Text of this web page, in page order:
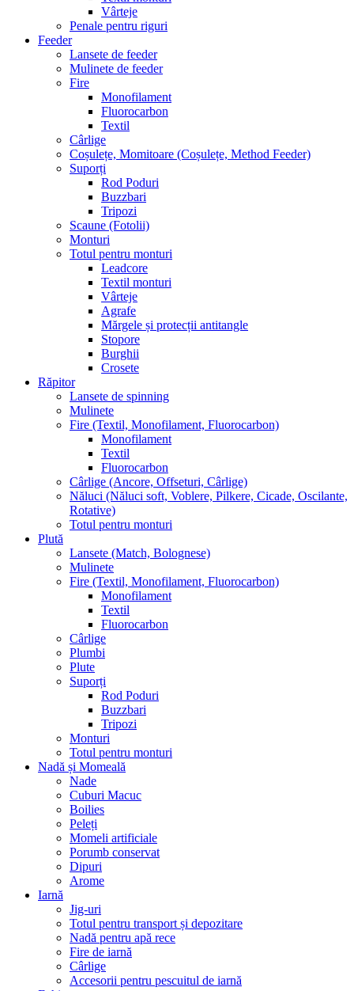
Vârteje
Penale pentru riguri
Feeder
Lansete de feeder
Mulinete de feeder
Fire
Monofilament
Fluorocarbon
Textil
Cârlige
Coșulețe, Momitoare (Coșulețe, Method Feeder)
Suporți
Rod Poduri
Buzzbari
Tripozi
Scaune (Fotolii)
Monturi
Totul pentru monturi
Leadcore
Textil monturi
Vârteje
Agrafe
Mărgele și protecții antitangle
Stopore
Burghii
Crosete
Răpitor
Lansete de spinning
Mulinete
Fire (Textil, Monofilament, Fluorocarbon)
Monofilament
Textil
Fluorocarbon
Cârlige (Ancore, Offseturi, Cârlige)
Năluci (Năluci soft, Voblere, Pilkere, Cicade, Oscilante,
Rotative)
Totul pentru monturi
Plută
Lansete (Match, Bolognese)
Mulinete
Fire (Textil, Monofilament, Fluorocarbon)
Monofilament
Textil
Fluorocarbon
Cârlige
Plumbi
Plute
Suporți
Rod Poduri
Buzzbari
Tripozi
Monturi
Totul pentru monturi
Nadă și Momeală
Nade
Cuburi Macuc
Boilies
Peleți
Momeli artificiale
Porumb conservat
Dipuri
Arome
Iarnă
Jig-uri
Totul pentru transport și depozitare
Nadă pentru apă rece
Fire de iarnă
Cârlige
Accesorii pentru pescuitul de iarnă